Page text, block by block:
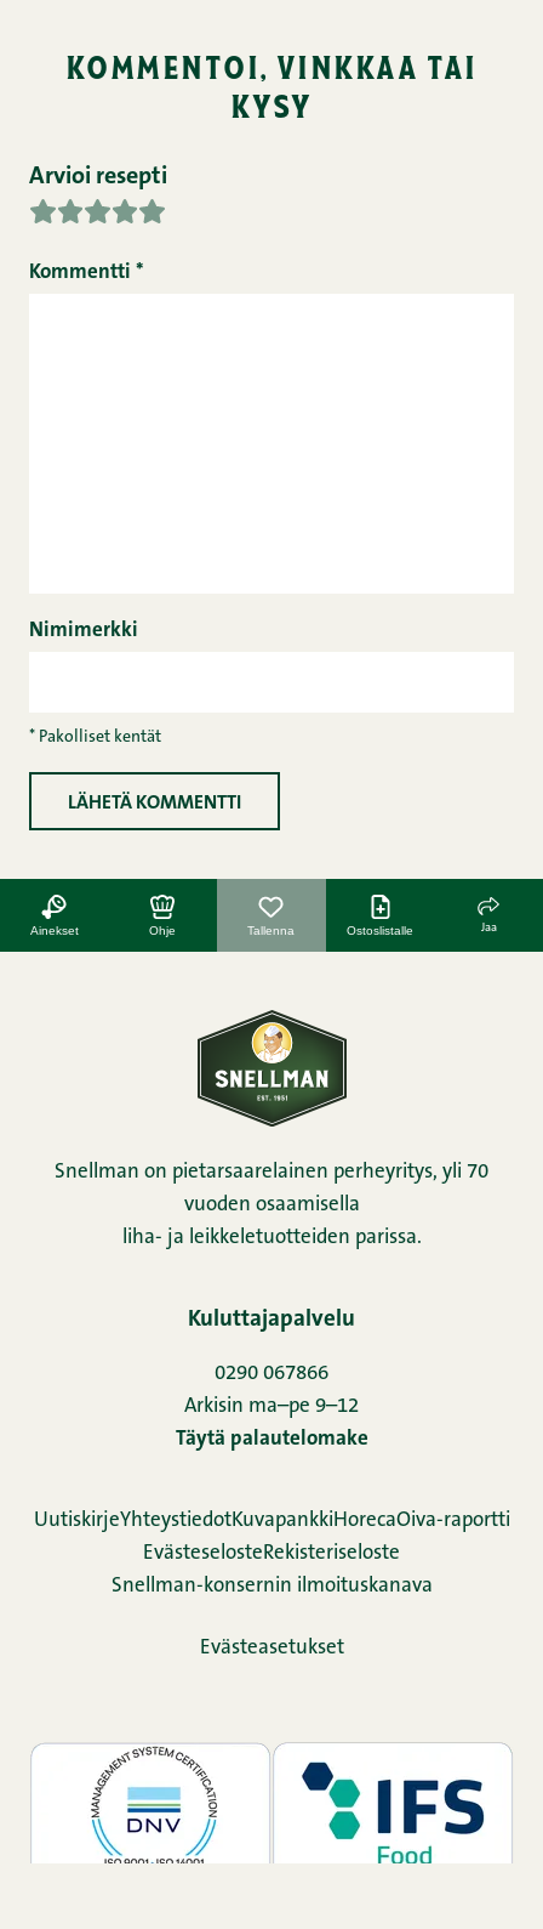
kommentoi, vinkkaa tai
kysy
Arvioi resepti
Kommentti *
Nimimerkki
* Pakolliset kentät
Ainekset Ohje Tallenna Ostoslistalle Jaa
Snellman on pietarsaarelainen perheyritys, yli 70
vuoden osaamisella
liha- ja leikkeletuotteiden parissa.
Kuluttajapalvelu
0290 067866
Arkisin ma–pe 9–12
Täytä palautelomake
UutiskirjeYhteystiedotKuvapankki HorecaOiva-raportti
Evästeseloste Rekisteriseloste
Snellman-konsernin ilmoituskanava
Evästeasetukset